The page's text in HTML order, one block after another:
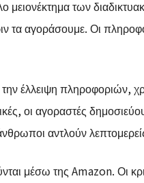
μειονέκτημα των
τα αγοράσουμε. Οι
έλλειψη πληροφοριών,
οι αγοραστές
αντλούν
μέσω της Amazon. Οι